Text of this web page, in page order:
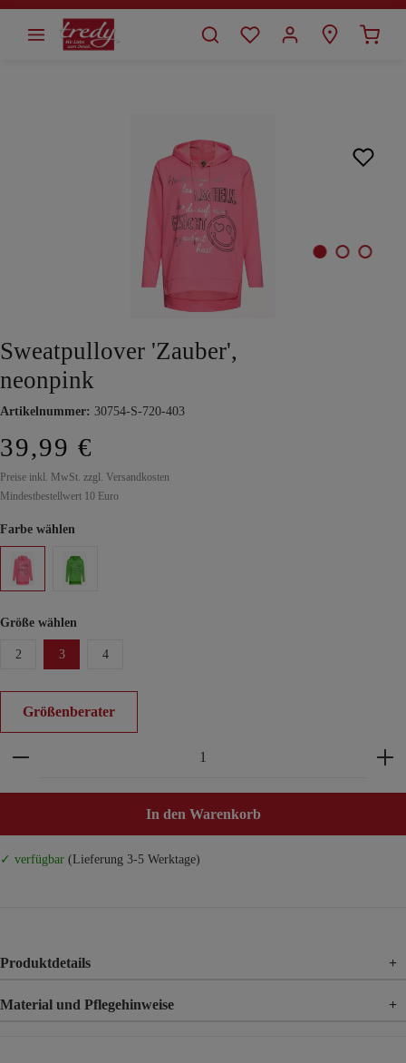
springen
Sweatpullover 'Zauber',
neonpink
Artikelnummer: 30754-S-720-403
39,99 €
Preise inkl. MwSt. zzgl. Versandkosten
Mindestbestellwert 10 Euro
Farbe wählen
Größe wählen
2 3 4
Größenberater
Produkt Anzahl: Gib den gewünschten Wert ein
In den Warenkorb
✓ verfügbar (Lieferung 3-5 Werktage)
Produktdetails +
Material und Pflegehinweise +